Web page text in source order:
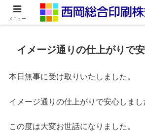
ネット印刷通販・オンデマン
イメージ通りの仕上がりで
本日無事に受け取りいたしました。
イメージ通りの仕上がりで安心しまし
この度は大変お世話になりました。
メニュー